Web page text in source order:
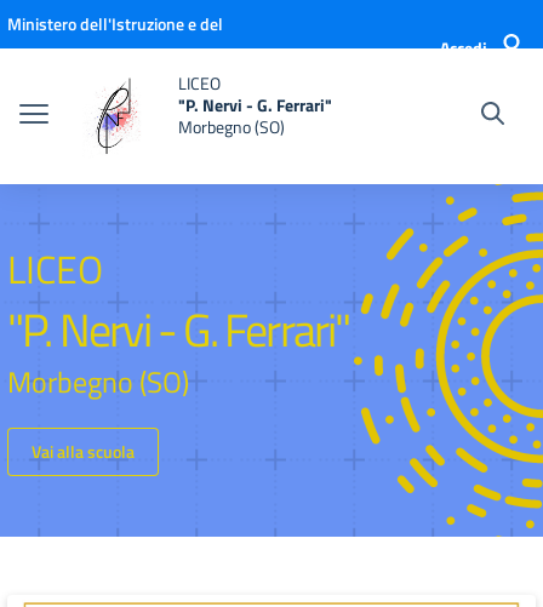
Vai ai contenuti
Vai al menu di navigazione
Vai al footer
Ministero dell'Istruzione e del
Accedi
LICEO
"P. Nervi - G. Ferrari"
Morbegno (SO)
LICEO
"P. Nervi - G. Ferrari"
Morbegno (SO)
Vai alla scuola